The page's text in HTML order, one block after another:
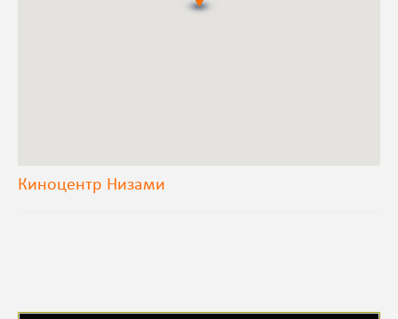
Киноцентр Низами